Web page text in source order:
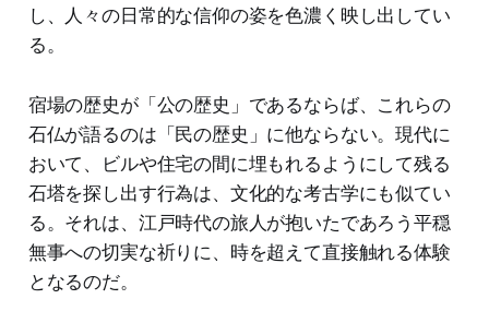
し、人々の日常的な信仰の姿を色濃く映し出してい
る。
宿場の歴史が「公の歴史」であるならば、これらの
石仏が語るのは「民の歴史」に他ならない。現代に
おいて、ビルや住宅の間に埋もれるようにして残る
石塔を探し出す行為は、文化的な考古学にも似てい
る。それは、江戸時代の旅人が抱いたであろう平穏
無事への切実な祈りに、時を超えて直接触れる体験
となるのだ。